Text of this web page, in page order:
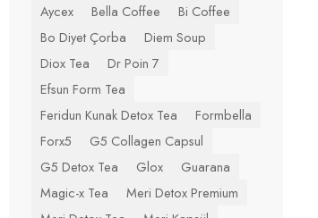
Aycex
Bella Coffee
Bi Coffee
Bo Diyet Çorba
Diem Soup
Diox Tea
Dr Poin 7
Efsun Form Tea
Feridun Kunak Detox Tea
Formbella
Forx5
G5 Collagen Capsul
G5 Detox Tea
Glox
Guarana
Magic-x Tea
Meri Detox Premium